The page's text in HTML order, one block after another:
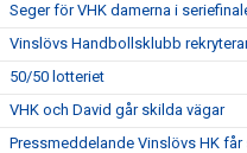
Seger för VHK damerna i
Vinslövs Handbollsklubb
50/50 lotteriet
VHK och David går skilda vägar
Pressmeddelande Vinslövs HK